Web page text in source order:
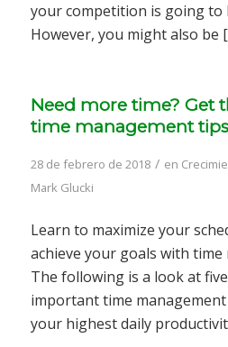
your competition is going to
However, you might also be
Need more time? Get
time management tips
28 de febrero de 2018 / en
Mark Glucki
Learn to maximize your
achieve your goals with time
The following is a look at
important time
your highest daily